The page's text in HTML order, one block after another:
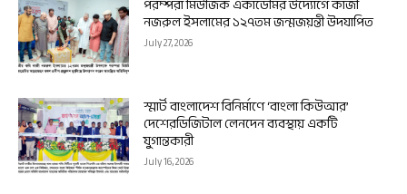
পরম্পরা মিউজিক একাডেমির উদ্যোগে কাজী
নজরুল ইসলামের ১২৭তম জন্মজয়ন্তী উদযাপিত
July 27, 2026
স্মার্ট বাংলাদেশ বিনির্মাণে ‘বাংলা কিউআর’
দেশেরডিজিটাল লেনদেন ব্যবস্থায় একটি
যুগান্তকারী
July 16, 2026